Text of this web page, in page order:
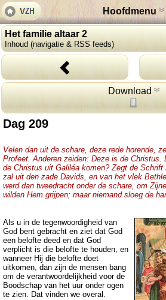
Hoofdmenu
Het familie altaar 2
Inhoud (navigatie & RSS feeds)
Download
Dag 209
Velen dan uit de schare, deze rede horende,
Profeet. Anderen zeiden: Deze is de Christus.
de Christus uit Galiléa komen? Zegt de
zal uit den zade Davids, en van het vlek
werd dan tweedracht onder de schare, om
wilden Hem grijpen; maar niemand sloeg de
Als u in de tegenwoordigheid van
God bent gebracht en ziet dat God
een belofte deed en dat God
verplicht is die belofte te houden, en
wanneer Hij die belofte doet
uitkomen, dan zijn de mensen bang
om de verantwoordelijkheid voor de
Boodschap van het uur onder ogen
te zien. Dat vinden we overal.